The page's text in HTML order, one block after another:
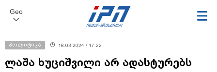
Geo
პოლიტიკა 18.03.2024 / 17:22
ლაშა ხუციშვილი არ ადასტურებს